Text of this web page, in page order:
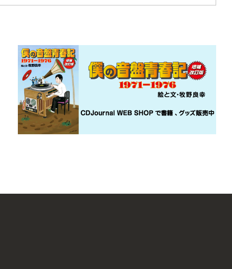
、99年に現編成へ移行。2002年に『創』でアルバム・デビュー
田壮平（vo/g）、藤原寛（g）らで結成。2009年2月に1stフル・